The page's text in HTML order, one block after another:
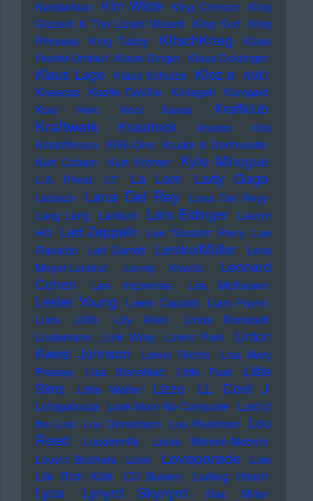
Kardashian KIm Wilde KIng Crimson KIng
Gizzard & The Lizard Wizard KIng Kurt KIng
Princess
KIng Tubby KItschKrieg
Klaas
Heufer-Umlauf Klaus Dinger Klaus Doldinger
Klaus Lage Klaus Schulze Klez.e KMD
Kneecap Koefte DeVille Kollegah Kompakt
Kool Herc
Kool Savas Kraftklub
Kraftwerk Krautrock Kreator
Kris
Kristofferson KRS-One Kruder & Dorfmeister
Kurt Cobain
Kurt Krömer Kylie Minogue
L.A. Priest L7 La Lom Lady Gaga
Laibach Lana Del Rey
Lana Del Reyy
Lang Lang Lankum Lars Eidinger Lauryn
Hill Led Zeppelin Lee "Scratch" Perry Lee
Ranaldo
Leif Garrett Lemke/Müller
Lena
Meyer-Landrut
Lenny Kravitz
Leonard
Cohen
Les Impremes Les McKeown
Lester Young Lewis Capaldi Liam Payne
Liars
Lilith Lily Allen
Linda Ronstadt
Lindemann
Link Wray Linkin Park
Linton
Kwesi Johnson
Lionel Richie
Lisa Mary
Presley
Lisa Stansfield Little Feat
Little
Simz
Little Walter Lizzo LL Cool J
Lollapalooza Look Mum No Computer Lord of
the Lost Lou Donaldson Lou Pearlman Lou
Reed
Loudermilk
Louis Moholo-Moholo
Louvin Brothers
Love Loveparade
Low
Life Rich Kids
LTJ Bukem Ludwig Hirsch
Lyca Lynyrd Skynyrd
Mac Miller